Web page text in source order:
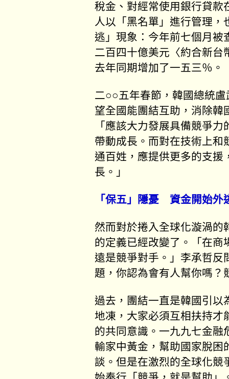
稅金、對經常使用銀行貸款
人以「黑名單」進行管理，
逃」現象：今年前七個月被
二百四十億美元〈約合新台
去年同期增加了一五三％。
二○○五年春節，韓國總統
望全國能團結互助，消除韓
「應該大力發展具備競爭
帶動成長。而對在技術上和
通百姓，應提供更多的支援
長。」
「保五」隱憂 資金開始外
然而對於捲入全球化漩渦的
的定義已經改變了。「在商
遠是競爭對手。」李承哲反
題，你認為會有人幫你嗎？
過去，團結一直是韓國引以
地凍，大家必須互相扶持才
的共同意識。一九九七金融
輸家中黃金，幫助國家脫困
談。但是在激烈的全球化競